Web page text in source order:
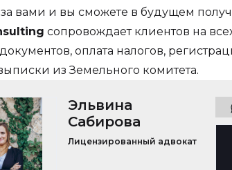
вами и вы сможете в будущем
сопровождает клиентов на
оплата налогов,
из Земельного комитета.
Эльвина
Сабирова
Лицензированный адвокат